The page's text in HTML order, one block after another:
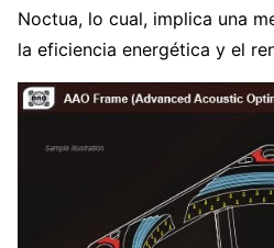
Noctua, lo cual, implica una
la eficiencia energética y el